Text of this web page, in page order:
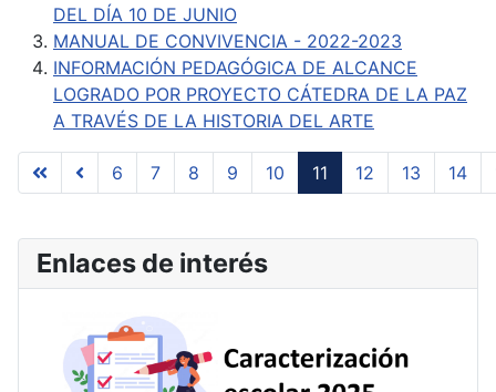
DEL DÍA 10 DE JUNIO
MANUAL DE CONVIVENCIA - 2022-2023
INFORMACIÓN PEDAGÓGICA DE ALCANCE
LOGRADO POR PROYECTO CÁTEDRA DE LA PAZ
A TRAVÉS DE LA HISTORIA DEL ARTE
Página 11 de 17
6 7 8 9 10 11 12 13 14
Enlaces de interés